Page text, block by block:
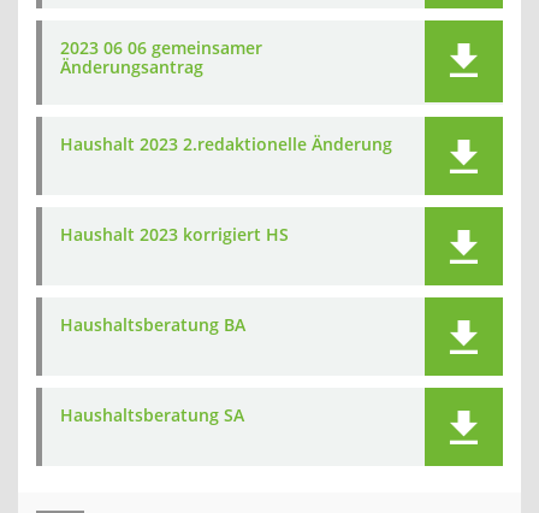
2023 06 06 gemeinsamer
Änderungsantrag
Haushalt 2023 2.redaktionelle Änderung
Haushalt 2023 korrigiert HS
Haushaltsberatung BA
Haushaltsberatung SA